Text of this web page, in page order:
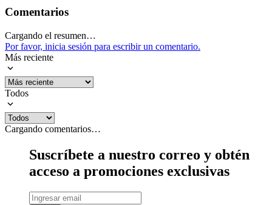
Comentarios
Cargando el resumen…
Por favor, inicia sesión para escribir un comentario.
Más reciente
Todos
Cargando comentarios…
Suscríbete a nuestro correo y obtén
acceso a promociones exclusivas